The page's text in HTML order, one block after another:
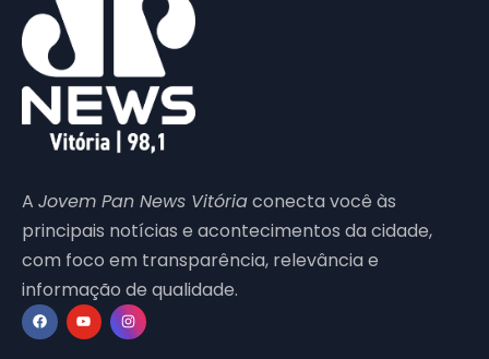
A Jovem Pan News Vitóriaconecta você às
principais notícias e acontecimentos da cidade,
com foco em transparência, relevância e
informação de qualidade.